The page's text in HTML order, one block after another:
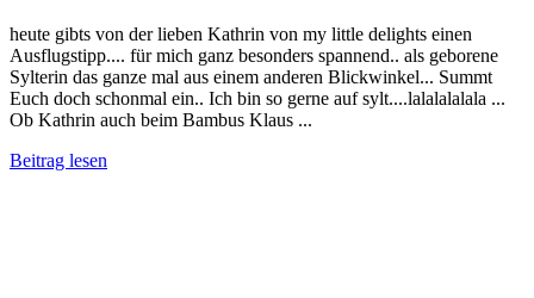
heute gibts von der lieben Kathrin von my little delights einen
Ausflugstipp.... für mich ganz besonders spannend.. als geborene
Sylterin das ganze mal aus einem anderen Blickwinkel... Summt
Euch doch schonmal ein.. Ich bin so gerne auf sylt....lalalalalala ...
Ob Kathrin auch beim Bambus Klaus ...
Beitrag lesen